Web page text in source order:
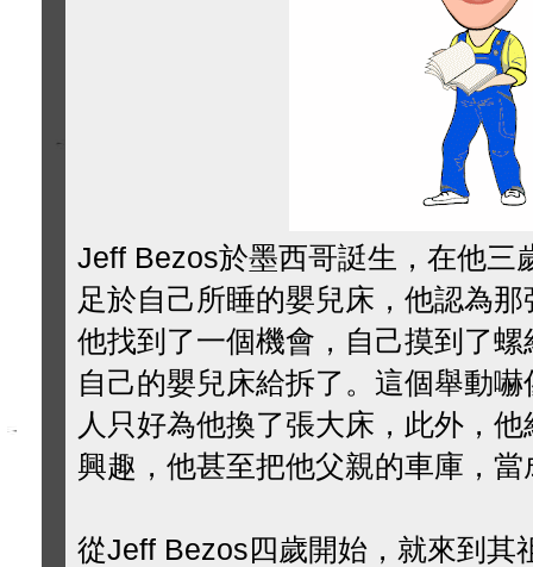
Jeff Bezos於墨西哥誔生，在他三
足於自己所睡的嬰兒床，他認為
他找到了一個機會，自己摸到了
自己的嬰兒床給拆了。這個舉動
人只好為他換了張大床，此外，
興趣，他甚至把他父親的車庫，
從Jeff Bezos四歲開始，就來到其